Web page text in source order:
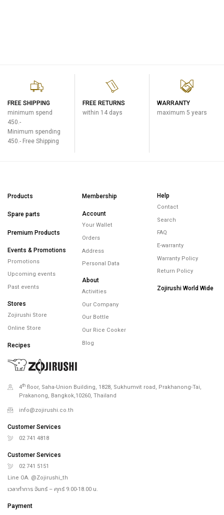
FREE SHIPPING
minimum spend
450.-
Minimum spending
450.- Free Shipping
FREE RETURNS
within 14 days
WARRANTY
maximum 5 years
Products
Spare parts
Premium Products
Events & Promotions
Promotions
Upcoming events
Past events
Stores
Zojirushi Store
Online Store
Recipes
Membership
Account
Your Wallet
Orders
Address
Personal Data
About
Activities
Our Company
Our Bottle
Our Rice Cooker
Blog
Help
Contact
Search
FAQ
E-warranty
Warranty Policy
Return Policy
Zojirushi World Wide
4th floor, Saha-Union Building, 1828, Sukhumvit road, Prakhanong-Tai,
Prakanong, Bangkok,10260, Thailand
info@zojirushi.co.th
Customer Services
02 741 4818
Customer Services
02 741 5151
Line OA. @Zojirushi_th
เวลาทำการ จันทร์ – ศุกร์ 9.00-18.00 น.
Payment